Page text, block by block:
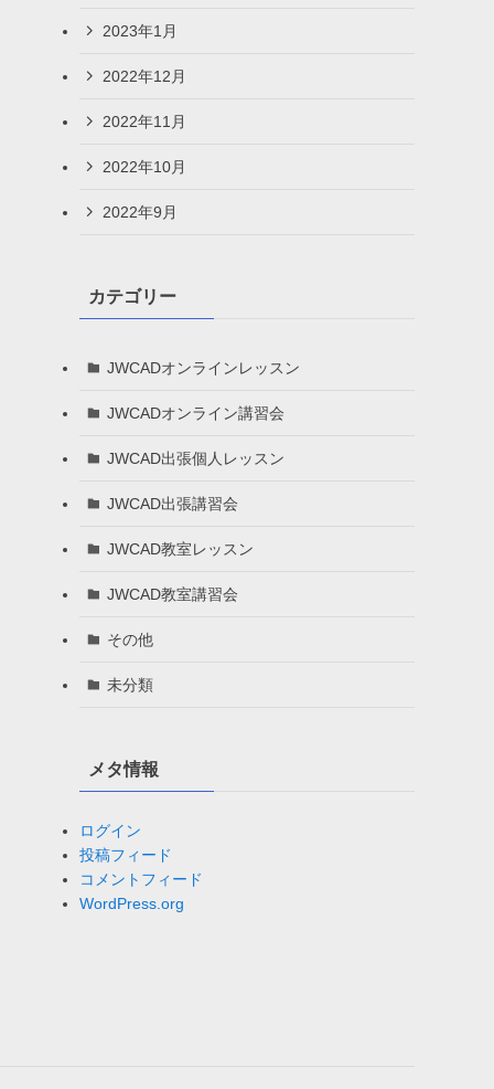
2023年1月
2022年12月
2022年11月
2022年10月
2022年9月
カテゴリー
JWCADオンラインレッスン
JWCADオンライン講習会
JWCAD出張個人レッスン
JWCAD出張講習会
JWCAD教室レッスン
JWCAD教室講習会
その他
未分類
メタ情報
ログイン
投稿フィード
コメントフィード
WordPress.org